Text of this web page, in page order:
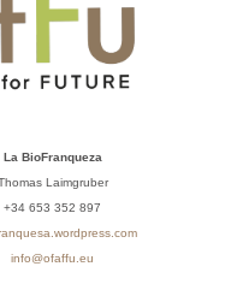
La BioFranqueza
Laimgruber
+34 653 352 897
info@ofaffu.eu